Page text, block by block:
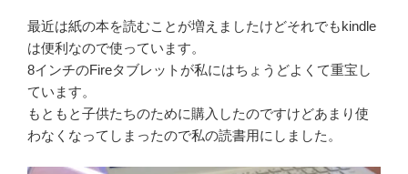
最近は紙の本を読むことが増えましたけどそれでもkindle
は便利なので使っています。
8インチのFireタブレットが私にはちょうどよくて重宝し
ています。
もともと子供たちのために購入したのですけどあまり使
わなくなってしまったので私の読書用にしました。